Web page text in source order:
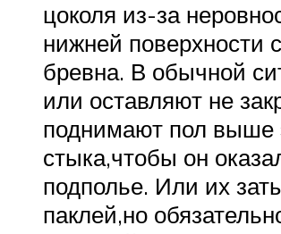
цоколя из-за
нижней поверхности
бревна. В обычной
или оставляют не
поднимают пол выше
стыка,чтобы он
подполье. Или их
паклей,но